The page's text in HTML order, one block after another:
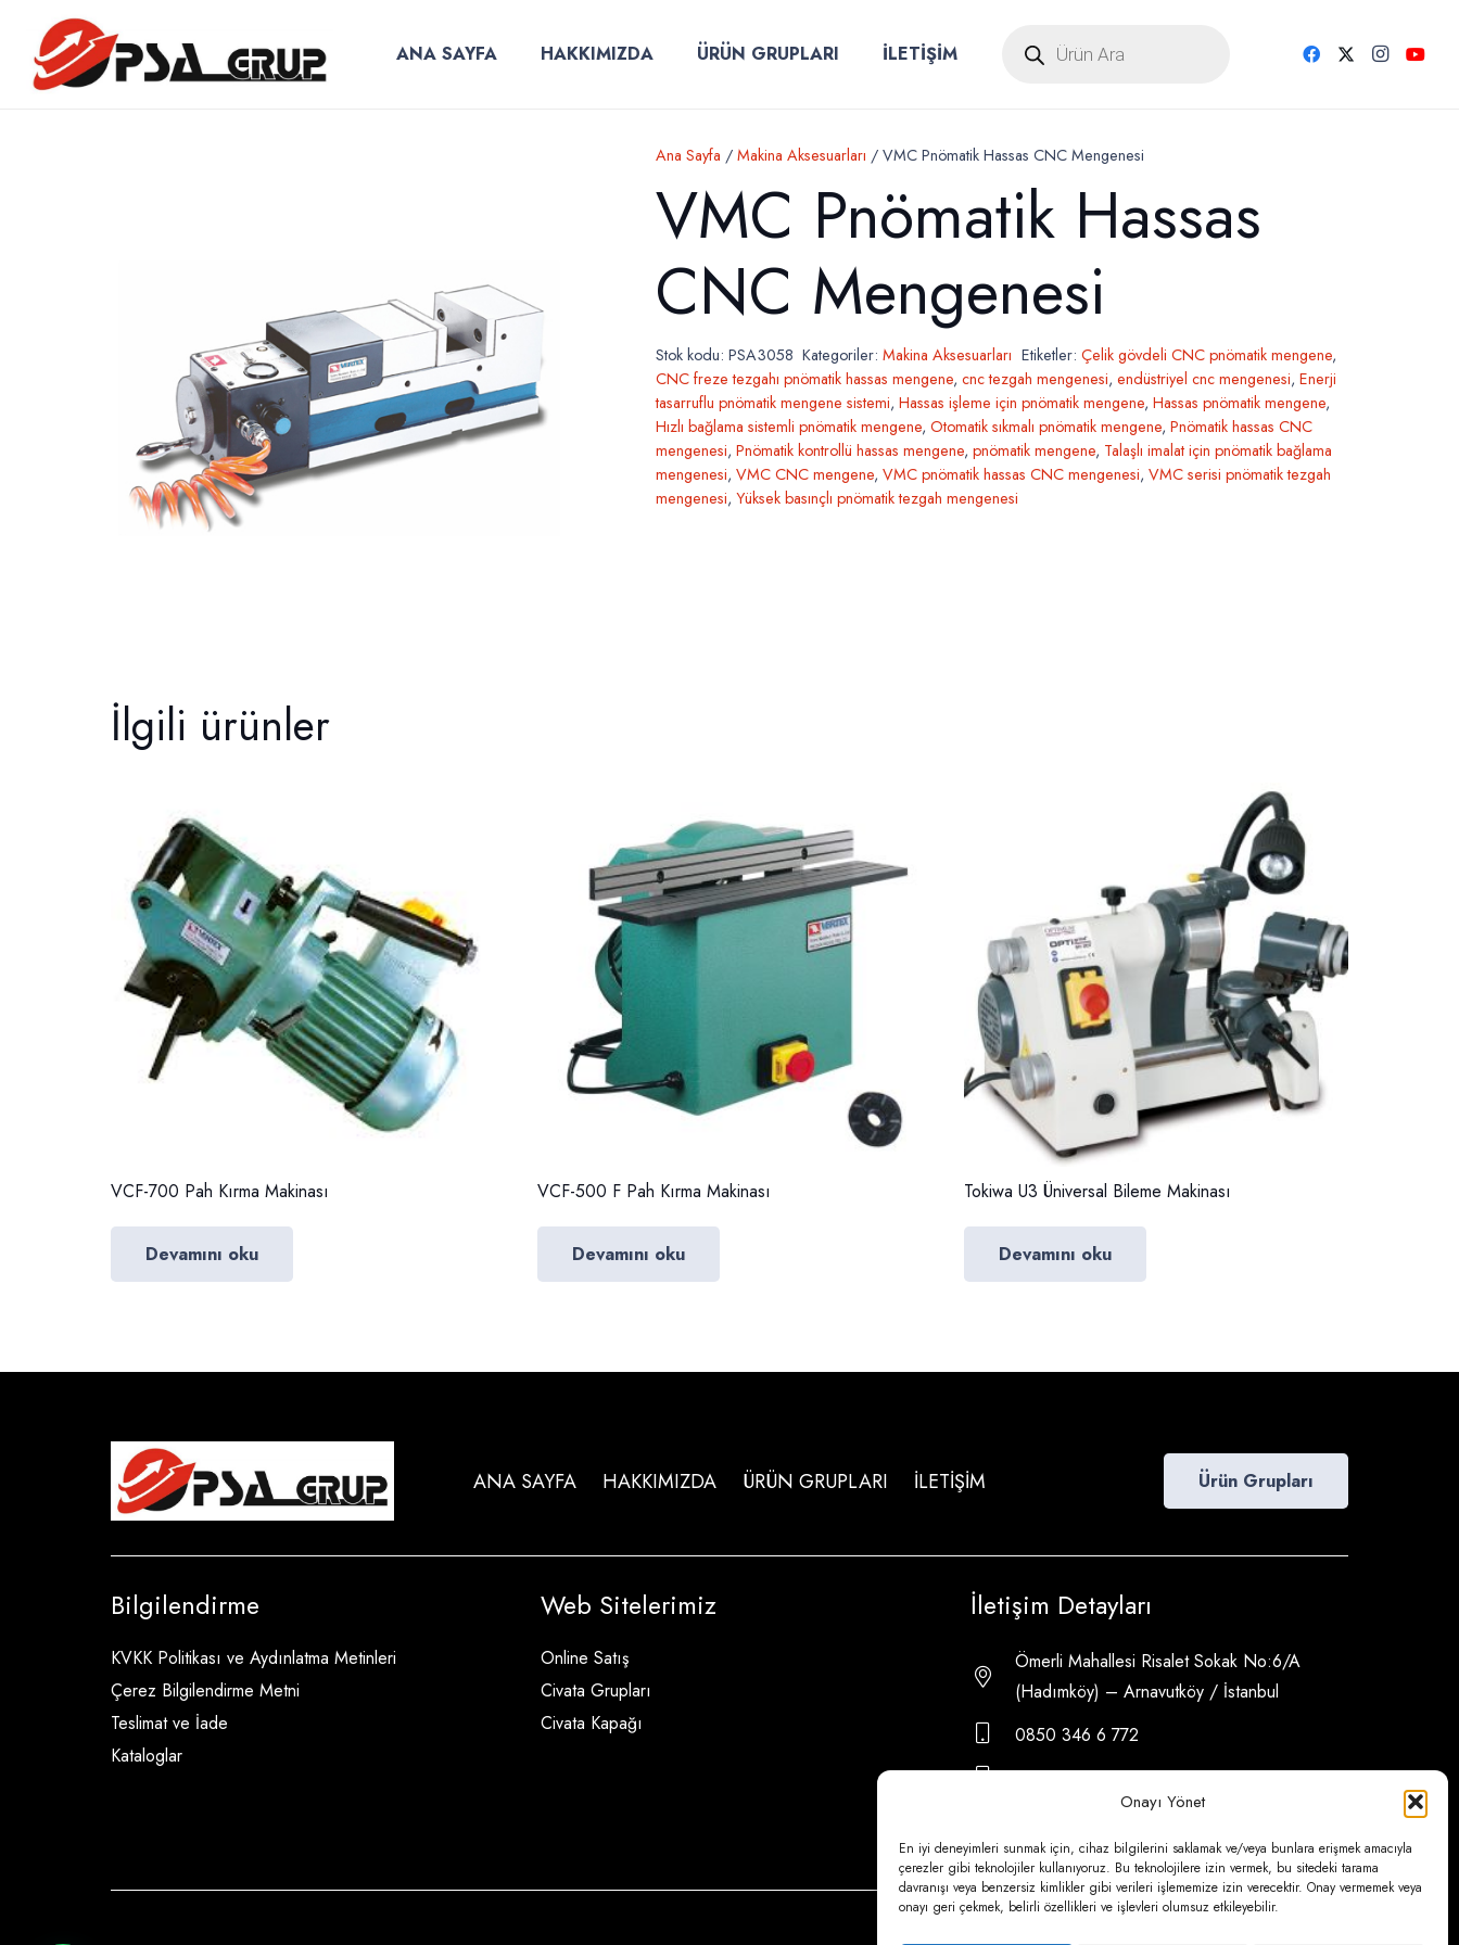
Onayı Yönet
En iyi deneyimleri sunmak için, cihaz bilgilerini saklamak ve/veya bunlara erişmek amacıyla
çerezler gibi teknolojiler kullanıyoruz. Bu teknolojilere izin vermek, bu sitedeki tarama
davranışı veya benzersiz kimlikler gibi verileri işlememize izin verecektir. Onay vermemek veya
onayı geri çekmek, belirli özellikleri ve işlevleri olumsuz etkileyebilir.
ANA SAYFA HAKKIMIZDA ÜRÜN GRUPLARI İLETİŞİM search
Ana Sayfa / Makina Aksesuarları / VMC Pnömatik Hassas CNC Mengenesi
VMC Pnömatik Hassas
CNC Mengenesi
Stok kodu: PSA3058 Kategoriler:Makina Aksesuarları Etiketler:Çelik gövdeli CNC pnömatik mengene,
CNC freze tezgahı pnömatik hassas mengene, cnc tezgah mengenesi, endüstriyel cnc mengenesi, Enerji
tasarruflu pnömatik mengene sistemi, Hassas işleme için pnömatik mengene, Hassas pnömatik mengene,
Hızlı bağlama sistemli pnömatik mengene, Otomatik sıkmalı pnömatik mengene, Pnömatik hassas CNC
mengenesi, Pnömatik kontrollü hassas mengene, pnömatik mengene, Talaşlı imalat için pnömatik bağlama
mengenesi, VMC CNC mengene, VMC pnömatik hassas CNC mengenesi, VMC serisi pnömatik tezgah
mengenesi, Yüksek basınçlı pnömatik tezgah mengenesi
İlgili ürünler
VCF-700 Pah Kırma Makinası
Devamını oku
VCF-500 F Pah Kırma Makinası
Devamını oku
Tokiwa U3 Üniversal Bileme Makinası
Devamını oku
ANA SAYFA HAKKIMIZDA ÜRÜN GRUPLARI İLETİŞİM Ürün Grupları
Bilgilendirme
KVKK Politikası ve Aydınlatma Metinleri
Çerez Bilgilendirme Metni
Teslimat ve İade
Kataloglar
Web Sitelerimiz
Online Satış
Civata Grupları
Civata Kapağı
İletişim Detayları
Ömerli Mahallesi Risalet Sokak No:6/A
(Hadımköy) – Arnavutköy / İstanbul
0850 346 6 772
0535 500 08 14